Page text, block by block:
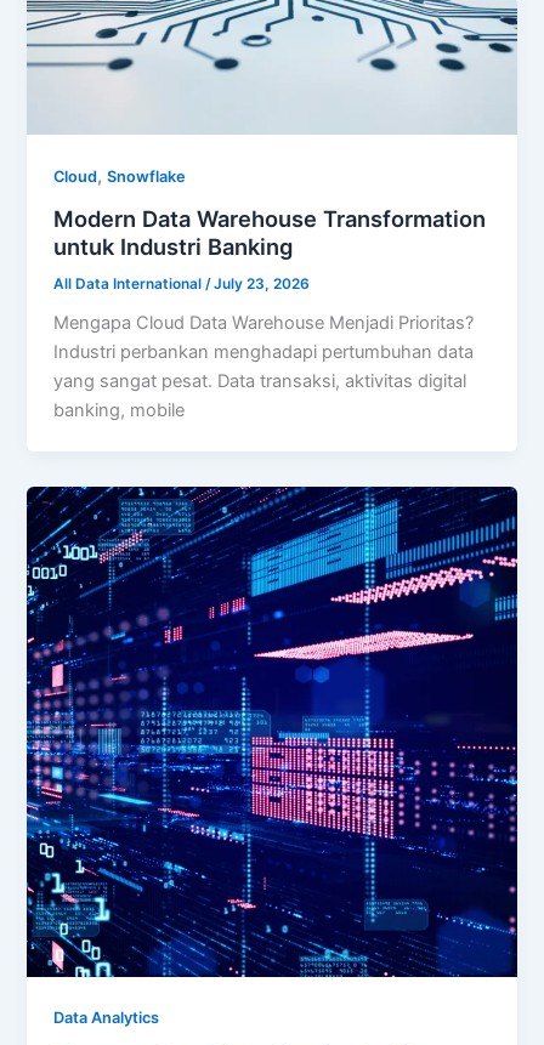
Cloud,Snowflake
Modern Data Warehouse Transformation
untuk Industri Banking
All Data International /July 23, 2026
Mengapa Cloud Data Warehouse Menjadi Prioritas?
Industri perbankan menghadapi pertumbuhan data
yang sangat pesat. Data transaksi, aktivitas digital
banking, mobile
Data Analytics